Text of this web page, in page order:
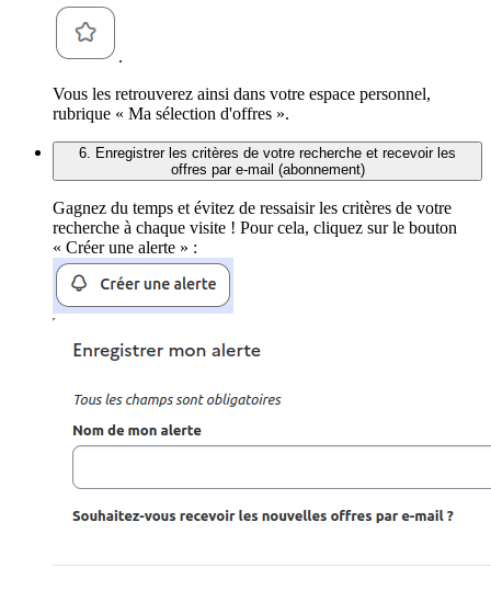
.
Vous les retrouverez ainsi dans votre espace personnel,
rubrique « Ma sélection d'offres ».
6. Enregistrer les critères de votre recherche et recevoir les
offres par e-mail (abonnement)
Gagnez du temps et évitez de ressaisir les critères de votre
recherche à chaque visite ! Pour cela, cliquez sur le bouton
« Créer une alerte » :